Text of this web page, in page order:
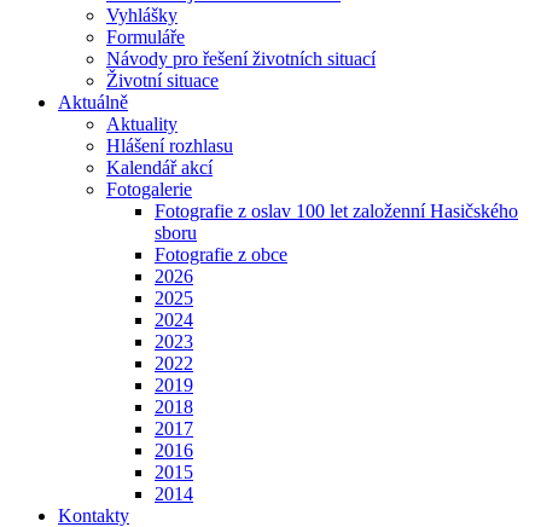
Vyhlášky
Formuláře
Návody pro řešení životních situací
Životní situace
Aktuálně
Aktuality
Hlášení rozhlasu
Kalendář akcí
Fotogalerie
Fotografie z oslav 100 let založenní Hasičského
sboru
Fotografie z obce
2026
2025
2024
2023
2022
2019
2018
2017
2016
2015
2014
Kontakty